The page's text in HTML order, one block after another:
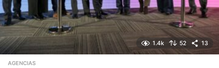
1.4k 52 13
AGENCIAS